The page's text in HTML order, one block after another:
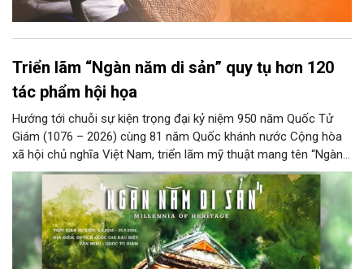
Triển lãm “Ngàn năm di sản” quy tụ hơn 120
tác phẩm hội họa
Hướng tới chuỗi sự kiện trọng đại kỷ niệm 950 năm Quốc Tử
Giám (1076 – 2026) cùng 81 năm Quốc khánh nước Cộng hòa
xã hội chủ nghĩa Việt Nam, triển lãm mỹ thuật mang tên “Ngàn
năm di sản” sẽ chính thức khai mạc vào ngày 8/8 tại Nhà Thái
Học, Di tích Quốc gia đặc biệt Văn Miếu – Quốc Tử Giám. Sự
kiện kéo dài đến ngày 25/9/2026 hứa hẹn trở thành điểm đến
văn hóa đầy sức hút, góp phần làm phong phú đời sống nghệ
thuật của Thủ đô trong mùa thu này.